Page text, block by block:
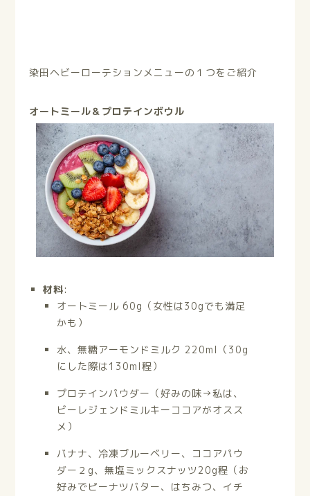
染田ヘビーローテションメニューの１つをご紹介
オートミール＆プロテインボウル
材料:
オートミール 60g（女性は30gでも満足
かも）
水、無糖アーモンドミルク 220ml（30g
にした際は130ml程）
プロテインパウダー（好みの味→私は、
ビーレジェンドミルキーココアがオスス
メ）
バナナ、冷凍ブルーベリー、ココアパウ
ダー２g、無塩ミックスナッツ20g程（お
好みでピーナツバター、はちみつ、イチ